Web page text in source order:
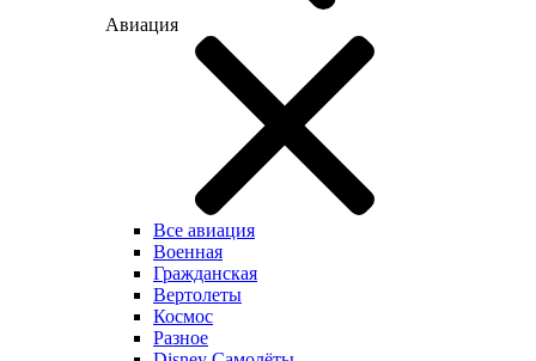
Авиация
Все авиация
Военная
Гражданская
Вертолеты
Космос
Разное